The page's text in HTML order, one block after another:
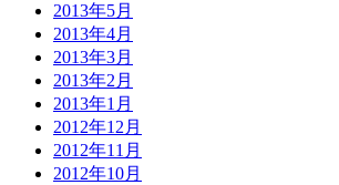
2013年5月
2013年4月
2013年3月
2013年2月
2013年1月
2012年12月
2012年11月
2012年10月